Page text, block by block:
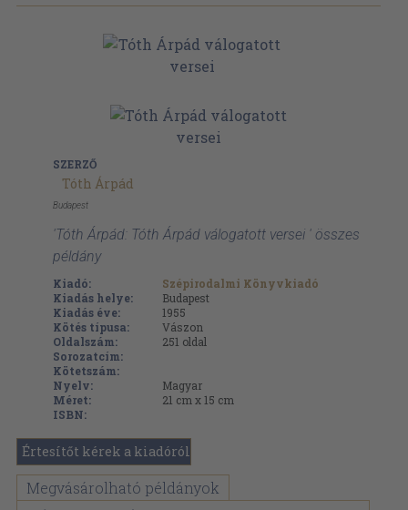
SZERZŐ
Tóth Árpád
Budapest
'Tóth Árpád: Tóth Árpád válogatott versei ' összes
példány
Kiadó:
Szépirodalmi Könyvkiadó
Kiadás helye:
Budapest
Kiadás éve:
1955
Kötés típusa:
Vászon
Oldalszám:
251 oldal
Sorozatcím:
Kötetszám:
Nyelv:
Magyar
Méret:
21 cm x 15 cm
ISBN:
Értesítőt kérek a kiadóról
Megvásárolható példányok